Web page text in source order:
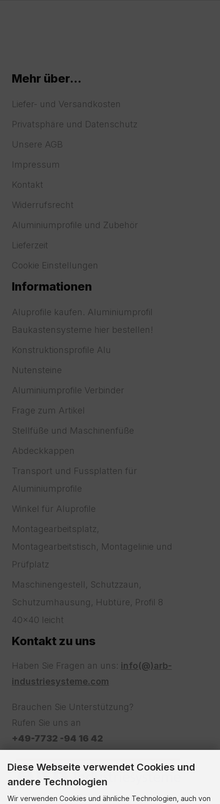
Mehr über...
Liefer- und Versandkosten
Privatsphäre und Datenschutz
Unsere AGB
Impressum
Kontakt
Widerrufsrecht
Aluminiumprofile und Zubehör
Lieferzeit
Cookie Einstellungen
Informationen
Aluprofile kaufen. Aluminiumprofil
Baukastensysteme hier bestellen!
Konstruktionsprofile Alu
Nutensteine
Aluminiumprofile Verbinder
Frage zum Artikel
Stellfüße und Maschinenfüße
Abdeckkappen
Transport und Fussplatten für
Aluminiumprofile
Winkel für Aluprofile
Montagearbeitsplatz,
Montagearbeitstisch, Montagelinie und
Prüfplatz
Maschinengestell, Schutzzaun,
Schutzumhausung, Hubtüre, Profil 8
40x40 leicht
Kontakt zu uns
Haben Sie Fragen an uns: info(@)arb-
industriesysteme.com
Brauchen Sie Unterstützung?
Rufen Sie uns an
+49-7732 -94 16 42
Diese Webseite verwendet Cookies und
andere Technologien
Wir verwenden Cookies und ähnliche Technologien, auch von